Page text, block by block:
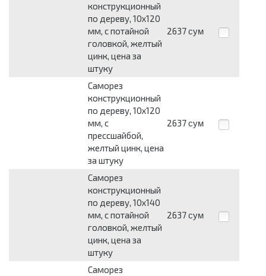
конструкционный
по дереву, 10х120
мм, с потайной
головкой, желтый
цинк, цена за
штуку
2637 сум
Саморез
конструкционный
по дереву, 10х120
мм, с
прессшайбой,
желтый цинк, цена
за штуку
2637 сум
Саморез
конструкционный
по дереву, 10х140
мм, с потайной
головкой, желтый
цинк, цена за
штуку
2637 сум
Саморез